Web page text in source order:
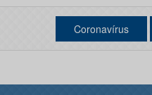
Coronavírus